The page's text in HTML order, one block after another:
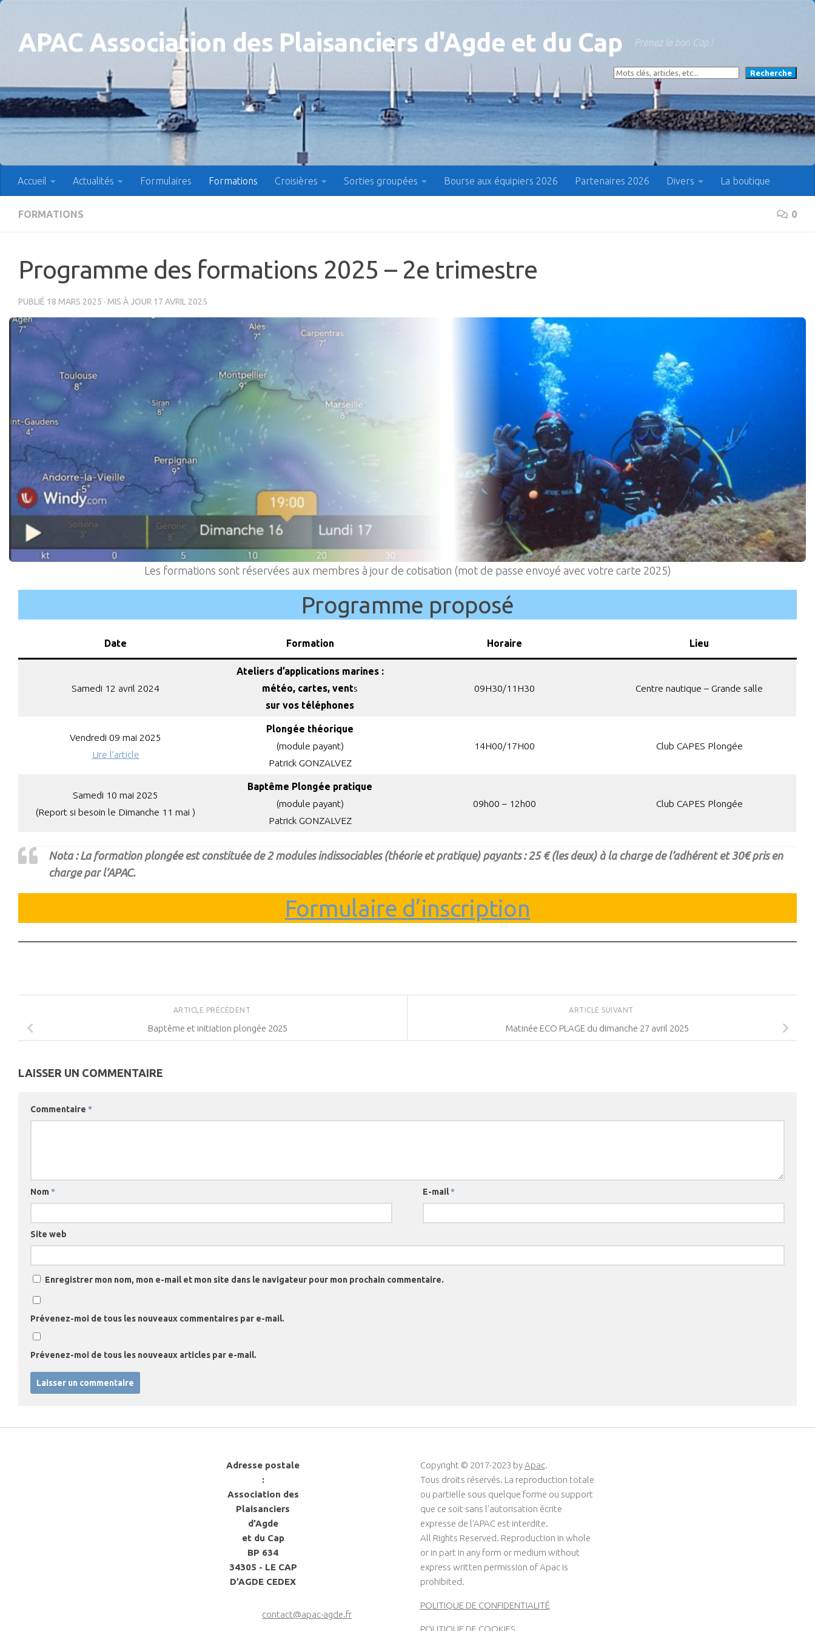
APAC Association des Plaisanciers d'Agde et du Cap Prenez le bon Cap !
Rechercher Recherche
Accueil Actualités Formulaires Formations Croisières Sorties groupées Bourse aux équipiers 2026 Partenaires 2026 Divers La boutique
FORMATIONS 0
Programme des formations 2025 – 2e trimestre
PUBLIÉ 18 MARS 2025 · MIS À JOUR 17 AVRIL 2025
Les formations sont réservées aux membres à jour de cotisation (mot de passe envoyé avec votre carte 2025)
Programme proposé
Date Formation Horaire Lieu
Samedi 12 avril 2024
Ateliers d’applications marines :
météo, cartes, vents
sur vos téléphones
09H30/11H30 Centre nautique – Grande salle
Vendredi 09 mai 2025
Lire l’article
Plongée théorique
(module payant)
Patrick GONZALVEZ
14H00/17H00 Club CAPES Plongée
Samedi 10 mai 2025
(Report si besoin le Dimanche 11 mai )
Baptême Plongée pratique
(module payant)
Patrick GONZALVEZ
09h00 – 12h00 Club CAPES Plongée
Nota : La formation plongée est constituée de 2 modules indissociables (théorie et pratique) payants : 25 €(les deux) à la charge de l’adhérent et 30€ pris en
charge par l’APAC.
Formulaire d’inscription
ARTICLE SUIVANT
Matinée ECO PLAGE du dimanche 27 avril 2025
ARTICLE PRÉCÉDENT
Baptême et initiation plongée 2025
LAISSER UN COMMENTAIRE
Commentaire *
Nom * E-mail*
Site web
Enregistrer mon nom, mon e-mail et mon site dans le navigateur pour mon prochain commentaire.
Prévenez-moi de tous les nouveaux commentaires par e-mail.
Prévenez-moi de tous les nouveaux articles par e-mail.
Adresse postale
:
Association des
Plaisanciers
d’Agde
et du Cap
BP 634
34305 - LE CAP
D’AGDE CEDEX
contact@apac-agde.fr
Copyright © 2017-2023 byApac.
Tous droits réservés. La reproduction totale
ou partielle sous quelque forme ou support
que ce soit sans l'autorisation écrite
expresse de l'APAC est interdite.
All Rights Reserved. Reproduction in whole
or in part in any form or medium without
express written permission of Apac is
prohibited.
POLITIQUE DE CONFIDENTIALITÉ